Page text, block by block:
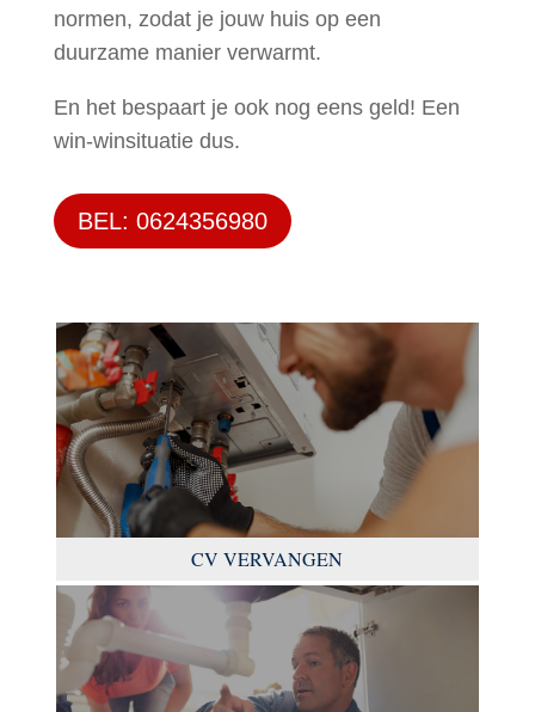
normen, zodat je jouw huis op een
duurzame manier verwarmt.
En het bespaart je ook nog eens geld! Een
win-winsituatie dus.
BEL: 0624356980
CV VERVANGEN